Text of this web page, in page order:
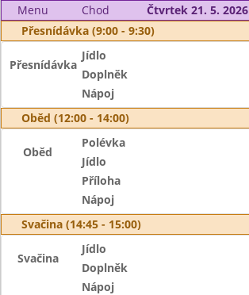
Menu
Chod
Čtvrtek 21. 5. 2026
Přesnídávka (9:00 - 9:30)
Přesnídávka
Jídlo
Doplněk
Nápoj
Oběd (12:00 - 14:00)
Oběd
Polévka
Jídlo
Příloha
Nápoj
Svačina (14:45 - 15:00)
Svačina
Jídlo
Doplněk
Nápoj